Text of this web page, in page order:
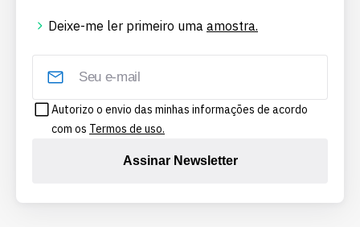
Deixe-me ler primeiro uma amostra.
Autorizo o envio das minhas informações de acordo
com os Termos de uso.
Assinar Newsletter